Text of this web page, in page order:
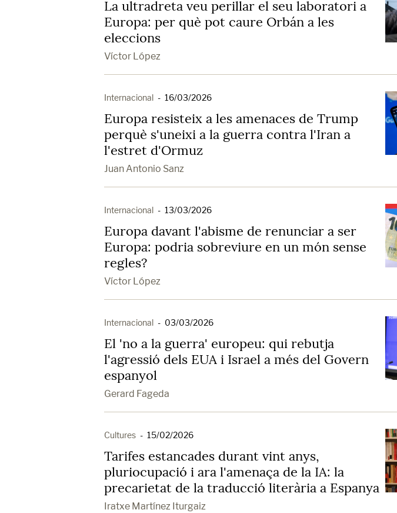
La ultradreta veu perillar el seu laboratori a
Europa: per què pot caure Orbán a les
eleccions
Víctor López
Internacional - 16/03/2026
Europa resisteix a les amenaces de Trump
perquè s'uneixi a la guerra contra l'Iran a
l'estret d'Ormuz
Juan Antonio Sanz
Internacional - 13/03/2026
Europa davant l'abisme de renunciar a ser
Europa: podria sobreviure en un món sense
regles?
Víctor López
Internacional - 03/03/2026
El 'no a la guerra' europeu: qui rebutja
l'agressió dels EUA i Israel a més del Govern
espanyol
Gerard Fageda
Cultures - 15/02/2026
Tarifes estancades durant vint anys,
pluriocupació i ara l'amenaça de la IA: la
precarietat de la traducció literària a Espanya
Iratxe Martínez Iturgaiz